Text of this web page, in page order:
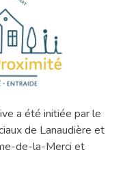
a été initiée par le
de Lanaudière et
de-la-Merci et